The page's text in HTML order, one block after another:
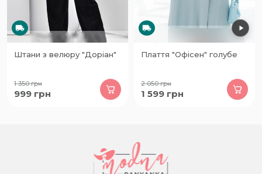
Штани з велюру "Доріан"
1 350грн
999 грн
Плаття "Офісен" голубе
2 050грн
1 599 грн